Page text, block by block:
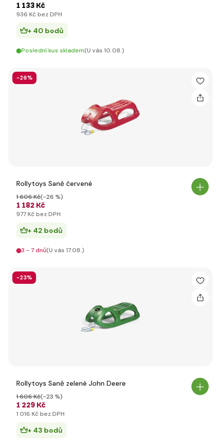
1 133 Kč
936 Kč bez DPH
+ 40 bodů
Poslední kus skladem(U vás 10.08.)
-26%
Rollytoys Saně červené
1 182 Kč
1 606 Kč(-26 %)
977 Kč bez DPH
+ 42 bodů
3 - 7 dnů(U vás 17.08.)
-23%
Rollytoys Saně zelené John Deere
1 229 Kč
1 606 Kč(-23 %)
1 016 Kč bez DPH
+ 43 bodů